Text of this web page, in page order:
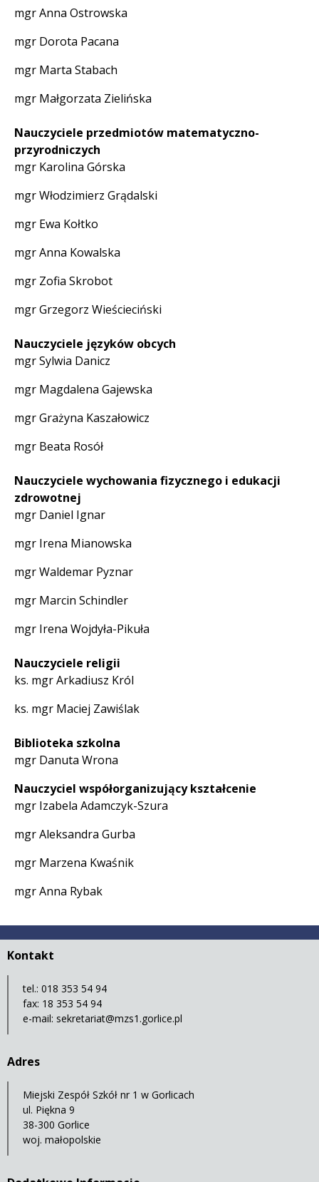
mgr Anna Ostrowska
mgr Dorota Pacana
mgr Marta Stabach
mgr Małgorzata Zielińska
Nauczyciele przedmiotów matematyczno-
przyrodniczych
mgr Karolina Górska
mgr Włodzimierz Grądalski
mgr Ewa Kołtko
mgr Anna Kowalska
mgr Zofia Skrobot
mgr Grzegorz Wieścieciński
Nauczyciele języków obcych
mgr Sylwia Danicz
mgr Magdalena Gajewska
mgr Grażyna Kaszałowicz
mgr Beata Rosół
Nauczyciele wychowania fizycznego i edukacji
zdrowotnej
mgr Daniel Ignar
mgr Irena Mianowska
mgr Waldemar Pyznar
mgr Marcin Schindler
mgr Irena Wojdyła-Pikuła
Nauczyciele religii
ks. mgr Arkadiusz Król
ks. mgr Maciej Zawiślak
Biblioteka szkolna
mgr Danuta Wrona
Nauczyciel współorganizujący kształcenie
mgr Izabela Adamczyk-Szura
mgr Aleksandra Gurba
mgr Marzena Kwaśnik
mgr Anna Rybak
Kontakt
tel.: 018 353 54 94
fax: 18 353 54 94
e-mail: sekretariat@mzs1.gorlice.pl
Adres
Miejski Zespół Szkół nr 1 w Gorlicach
ul. Piękna 9
38-300 Gorlice
woj. małopolskie